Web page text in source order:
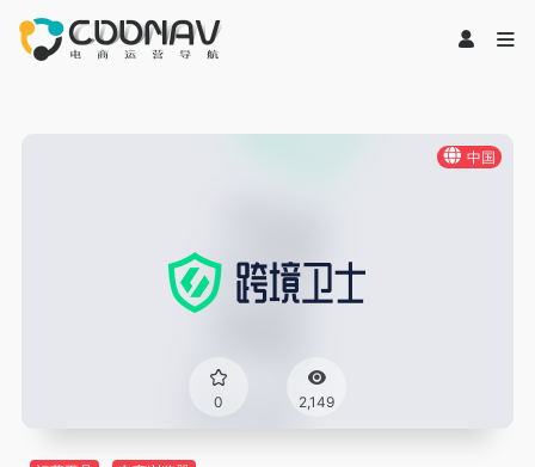
中国
0 2,149